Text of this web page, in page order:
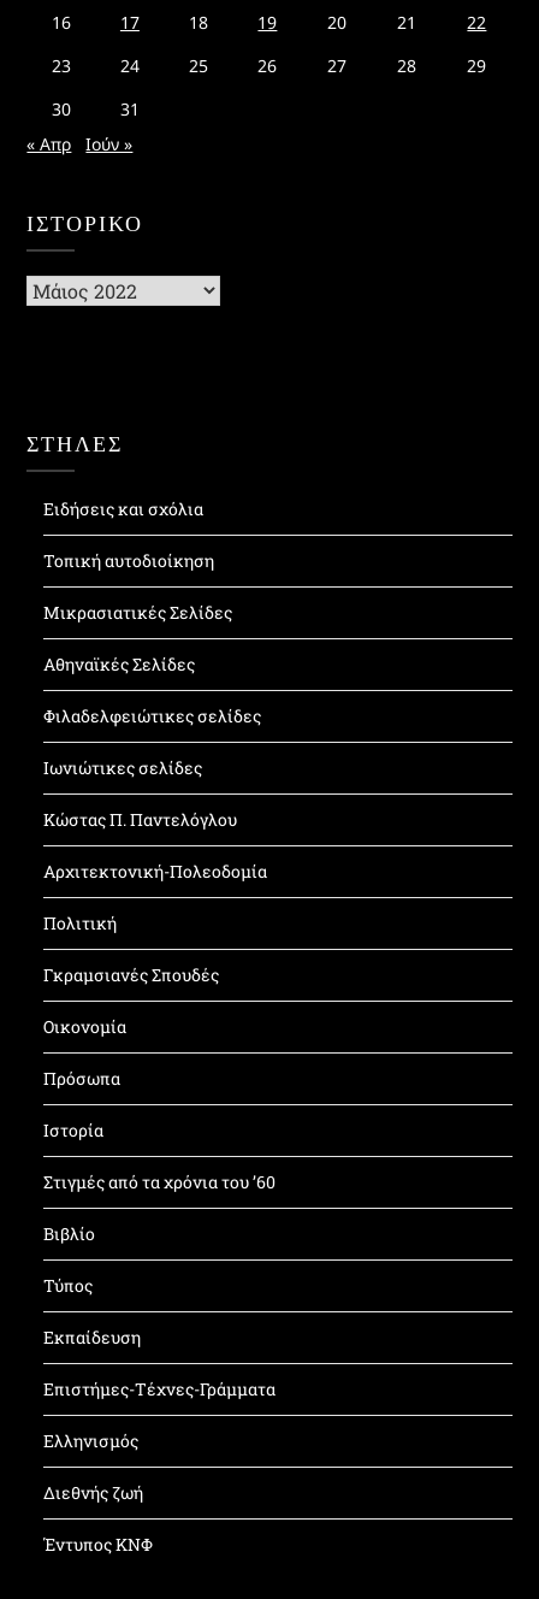
16
17 18 19 20 21
22
23
24 25 26 27 28
29
30
31
« Απρ
Ιούν »
ΙΣΤΟΡΙΚΌ
Ιστορικό
ΣΤΗΛΕΣ
Ειδήσεις και σχόλια
Τοπική αυτοδιοίκηση
Μικρασιατικές Σελίδες
Αθηναϊκές Σελίδες
Φιλαδελφειώτικες σελίδες
Ιωνιώτικες σελίδες
Κώστας Π. Παντελόγλου
Αρχιτεκτονική-Πολεοδομία
Πολιτική
Γκραμσιανές Σπουδές
Οικονομία
Πρόσωπα
Ιστορία
Στιγμές από τα χρόνια του ’60
Βιβλίο
Τύπος
Εκπαίδευση
Επιστήμες-Τέχνες-Γράμματα
Ελληνισμός
Διεθνής ζωή
Έντυπος ΚΝΦ